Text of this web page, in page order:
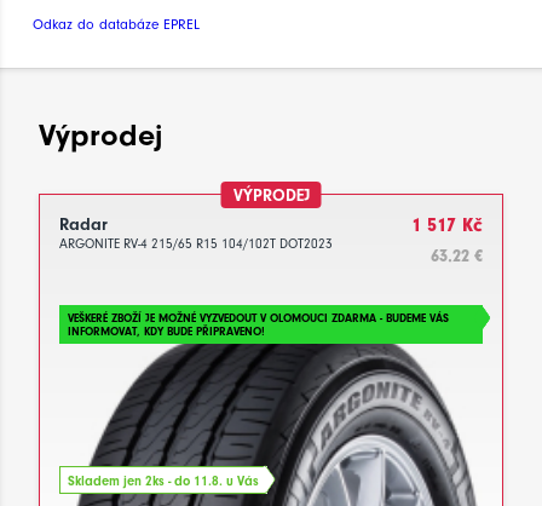
Odkaz do databáze EPREL
Výprodej
VÝPRODEJ
Radar
ARGONITE RV-4 215/65 R15 104/102T DOT2023
1 517 Kč
63.22 €
VEŠKERÉ ZBOŽÍ JE MOŽNÉ VYZVEDOUT V OLOMOUCI ZDARMA - BUDEME VÁS
INFORMOVAT, KDY BUDE PŘIPRAVENO!
Skladem jen 2ks - do 11.8. u Vás